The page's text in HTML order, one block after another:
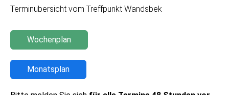
Terminübersicht vom Treffpunkt Wandsbek
Wochenplan
Monatsplan​​​​​​